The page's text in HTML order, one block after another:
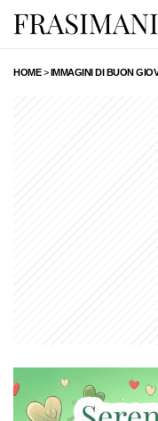
HOME>IMMAGINI DI BUON